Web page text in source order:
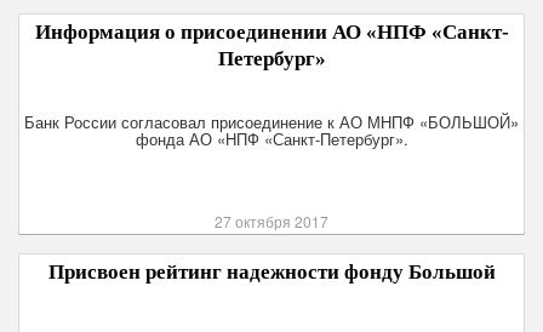
Информация о присоединении АО «НПФ «Санкт-
Петербург»
Банк России согласовал присоединение к АО МНПФ «БОЛЬШОЙ»
фонда АО «НПФ «Санкт-Петербург».
27 октября 2017
Присвоен рейтинг надежности фонду Большой